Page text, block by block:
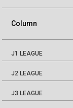
Column
J1 LEAGUE
J2 LEAGUE
J3 LEAGUE